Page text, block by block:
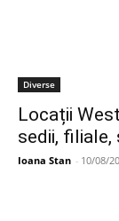
Diverse
Locații
sedii, filiale,
Ioana Stan - 10/08/